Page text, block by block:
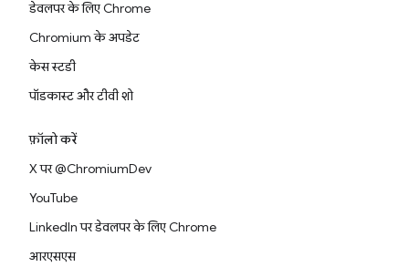
डेवलपर के लिए Chrome
Chromium के अपडेट
केस स्टडी
पॉडकास्ट और टीवी शो
फ़ॉलो करें
X पर @ChromiumDev
YouTube
LinkedIn पर डेवलपर के लिए Chrome
आरएसएस